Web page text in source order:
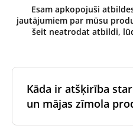
Esam apkopojuši
jautājumiem par mūsu
šeit neatrodat atbildi,
Kāda ir atšķirība
un mājas zīmola